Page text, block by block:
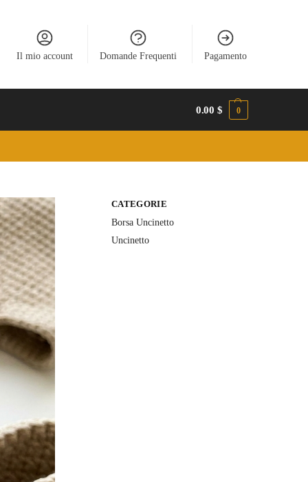
Il mio account Domande Frequenti Pagamento
0.00$ 0
CATEGORIE
Borsa Uncinetto
Uncinetto